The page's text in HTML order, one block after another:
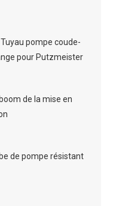
pompe coude-
pour Putzmeister
de la mise en
de pompe résistant